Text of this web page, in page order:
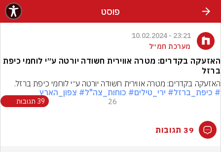
פוסט
23:21 - 10.02.2024
מערכת חמ״ל
האזעקה בקדרים: מטרה אווירית חשודה יורטה ע״י לוחמי כיפת
ברזל
האזעקה בקדרים: מטרה אווירית חשודה יורטה ע״י לוחמי כיפת ברזל.
# כיפת_ברזל# ירי_טילים# כוחות_צה"ל# צפון_הארץ
26 39 תגובות
39 תגובות